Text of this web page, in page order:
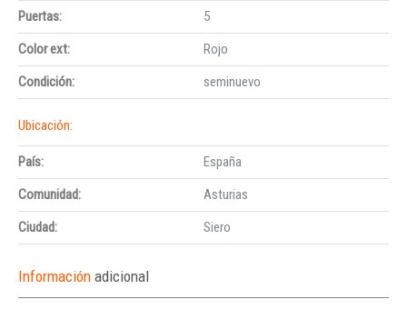
Puertas:
5
Color ext:
Rojo
Condición:
seminuevo
Ubicación:
País:
España
Comunidad:
Asturias
Ciudad:
Siero
Información adicional